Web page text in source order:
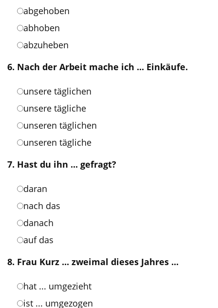
abgehoben
abhoben
abzuheben
6. Nach der Arbeit mache ich ... Einkäufe.
unsere täglichen
unsere tägliche
unseren täglichen
unseren tägliche
7. Hast du ihn ... gefragt?
daran
nach das
danach
auf das
8. Frau Kurz ... zweimal dieses Jahres ...
hat ... umgezieht
ist ... umgezogen